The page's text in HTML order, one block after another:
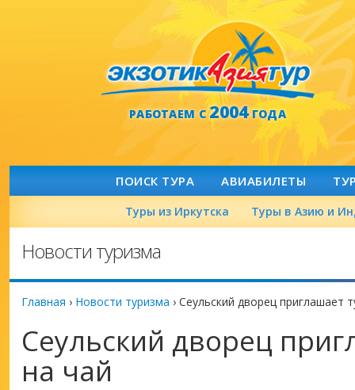
РАБОТАЕМ С2004ГОДА
ПОИСК ТУРА АВИАБИЛЕТЫ
Туры из Иркутска Туры в Азию и
Новости туризма
Главная › Новости туризма › Сеульский дворец приглашает
Сеульский дворец
на чай